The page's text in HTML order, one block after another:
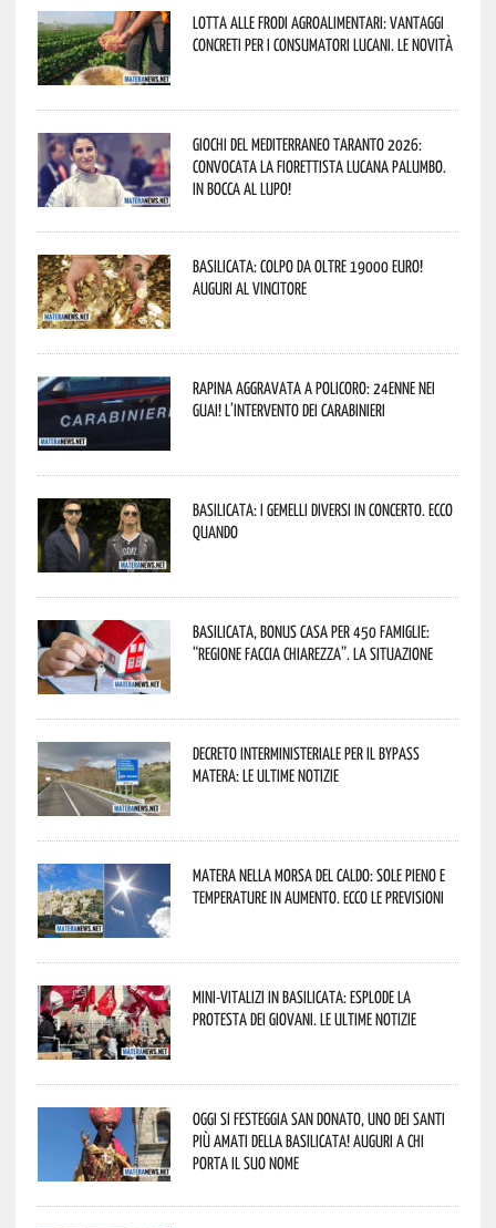
Lotta alle frodi agroalimentari: vantaggi
concreti per i consumatori lucani. Le novità
Giochi del Mediterraneo Taranto 2026:
convocata la fiorettista lucana Palumbo.
In bocca al lupo!
Basilicata: colpo da oltre 19000 Euro!
Auguri al vincitore
Rapina aggravata a Policoro: 24enne nei
guai! L’intervento dei Carabinieri
Basilicata: i Gemelli DiVersi in concerto. Ecco
quando
Basilicata, Bonus casa per 450 famiglie:
“Regione faccia chiarezza”. La situazione
Decreto interministeriale per il Bypass
Matera: le ultime notizie
Matera nella morsa del caldo: sole pieno e
temperature in aumento. Ecco le previsioni
Mini-vitalizi in Basilicata: esplode la
protesta dei giovani. Le ultime notizie
Oggi si festeggia San Donato, uno dei Santi
più amati della Basilicata! Auguri a chi
porta il suo nome